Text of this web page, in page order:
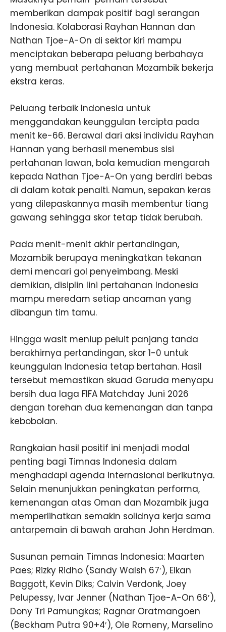
memberikan dampak positif bagi serangan
Indonesia. Kolaborasi Rayhan Hannan dan
Nathan Tjoe-A-On di sektor kiri mampu
menciptakan beberapa peluang berbahaya
yang membuat pertahanan Mozambik bekerja
ekstra keras.
Peluang terbaik Indonesia untuk
menggandakan keunggulan tercipta pada
menit ke-66. Berawal dari aksi individu Rayhan
Hannan yang berhasil menembus sisi
pertahanan lawan, bola kemudian mengarah
kepada Nathan Tjoe-A-On yang berdiri bebas
di dalam kotak penalti. Namun, sepakan keras
yang dilepaskannya masih membentur tiang
gawang sehingga skor tetap tidak berubah.
Pada menit-menit akhir pertandingan,
Mozambik berupaya meningkatkan tekanan
demi mencari gol penyeimbang. Meski
demikian, disiplin lini pertahanan Indonesia
mampu meredam setiap ancaman yang
dibangun tim tamu.
Hingga wasit meniup peluit panjang tanda
berakhirnya pertandingan, skor 1-0 untuk
keunggulan Indonesia tetap bertahan. Hasil
tersebut memastikan skuad Garuda menyapu
bersih dua laga FIFA Matchday Juni 2026
dengan torehan dua kemenangan dan tanpa
kebobolan.
Rangkaian hasil positif ini menjadi modal
penting bagi Timnas Indonesia dalam
menghadapi agenda internasional berikutnya.
Selain menunjukkan peningkatan performa,
kemenangan atas Oman dan Mozambik juga
memperlihatkan semakin solidnya kerja sama
antarpemain di bawah arahan John Herdman.
Susunan pemain Timnas Indonesia: Maarten
Paes; Rizky Ridho (Sandy Walsh 67′), Elkan
Baggott, Kevin Diks; Calvin Verdonk, Joey
Pelupessy, Ivar Jenner (Nathan Tjoe-A-On 66′),
Dony Tri Pamungkas; Ragnar Oratmangoen
(Beckham Putra 90+4′), Ole Romeny, Marselino